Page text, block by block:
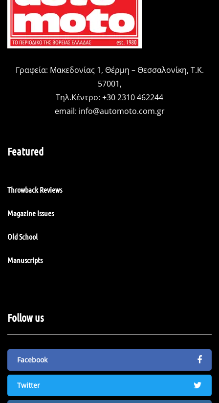
Γραφεία: Μακεδονίας 1, Θέρμη – Θεσσαλονίκη, Τ.Κ.
57001,
Τηλ.Κέντρο: +30 2310 462244
email: info@automoto.com.gr
Featured
Throwback Reviews
Magazine Issues
Old School
Manuscripts
Follow us
Facebook
Twitter